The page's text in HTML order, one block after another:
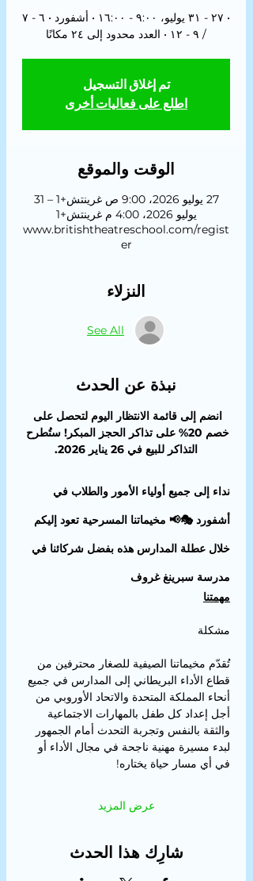
• ٢٧ - ٣١ يوليو، ٩:٠٠ - ١٦:٠٠ • أشفورد • ٦ - ٧
/ ٩ - ١٢ • العدد محدود إلى ٢٤ مكانًا
تم إغلاق التسجيل
اطلع على فعاليات أخرى
الوقت والموقع
27 يوليو 2026، 9:00 ص غرينتش+1 – 31
يوليو 2026، 4:00 م غرينتش+1
www.britishtheatreschool.com/regist
er
النزلاء
See All
نبذة عن الحدث
انضم إلى قائمة الانتظار اليوم لتحصل على
خصم 20% على تذاكر الحجز المبكر! ستُطرح
التذاكر للبيع في 26 يناير 2026.
نداء إلى جميع أولياء الأمور والطلاب في
أشفورد 🎭📢 مخيماتنا المسرحية تعود إليكم
خلال عطلة المدارس هذه بفضل شركائنا في
مدرسة سبرينغ غروف
مهمتنا
مشكلة
تُقدّم مخيماتنا الصيفية للصغار محترفين من
قطاع الأداء البريطاني إلى المدارس في جميع
أنحاء المملكة المتحدة والاتحاد الأوروبي من
أجل إعداد كل طفل بالمهارات الاجتماعية
والثقة بالنفس وتجربة التحدث أمام الجمهور
لبدء مسيرة مهنية ناجحة في مجال الأداء أو
في أي مسار حياة يختاره!
عرض المزيد
شارِك هذا الحدث